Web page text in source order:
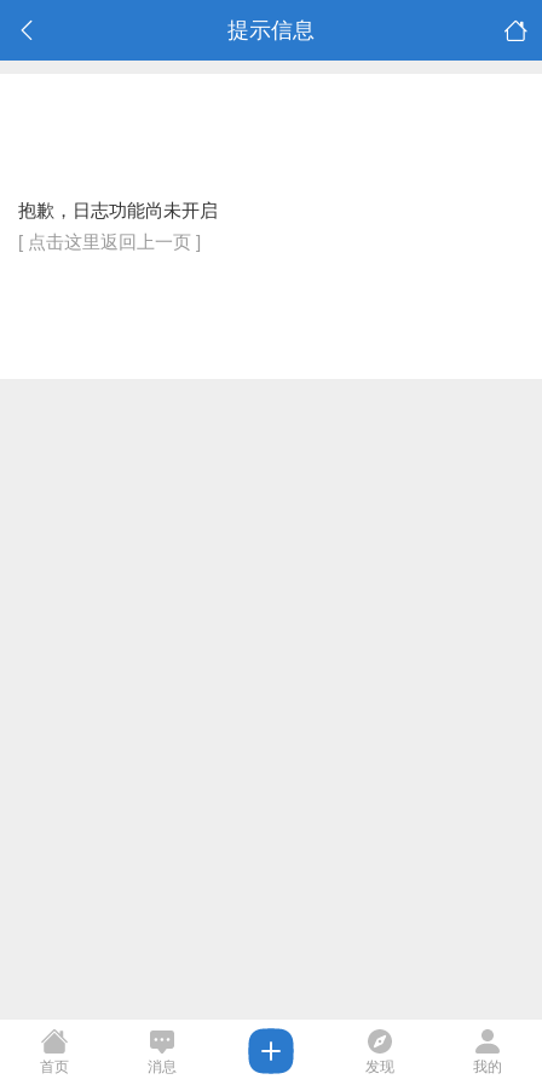
提示信息
抱歉，日志功能尚未开启
[ 点击这里返回上一页 ]
首页 消息 发现 我的